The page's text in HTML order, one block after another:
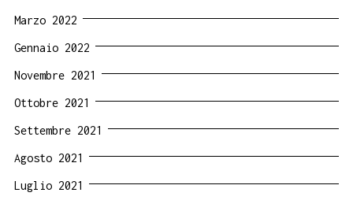
Marzo 2022
Gennaio 2022
Novembre 2021
Ottobre 2021
Settembre 2021
Agosto 2021
Luglio 2021